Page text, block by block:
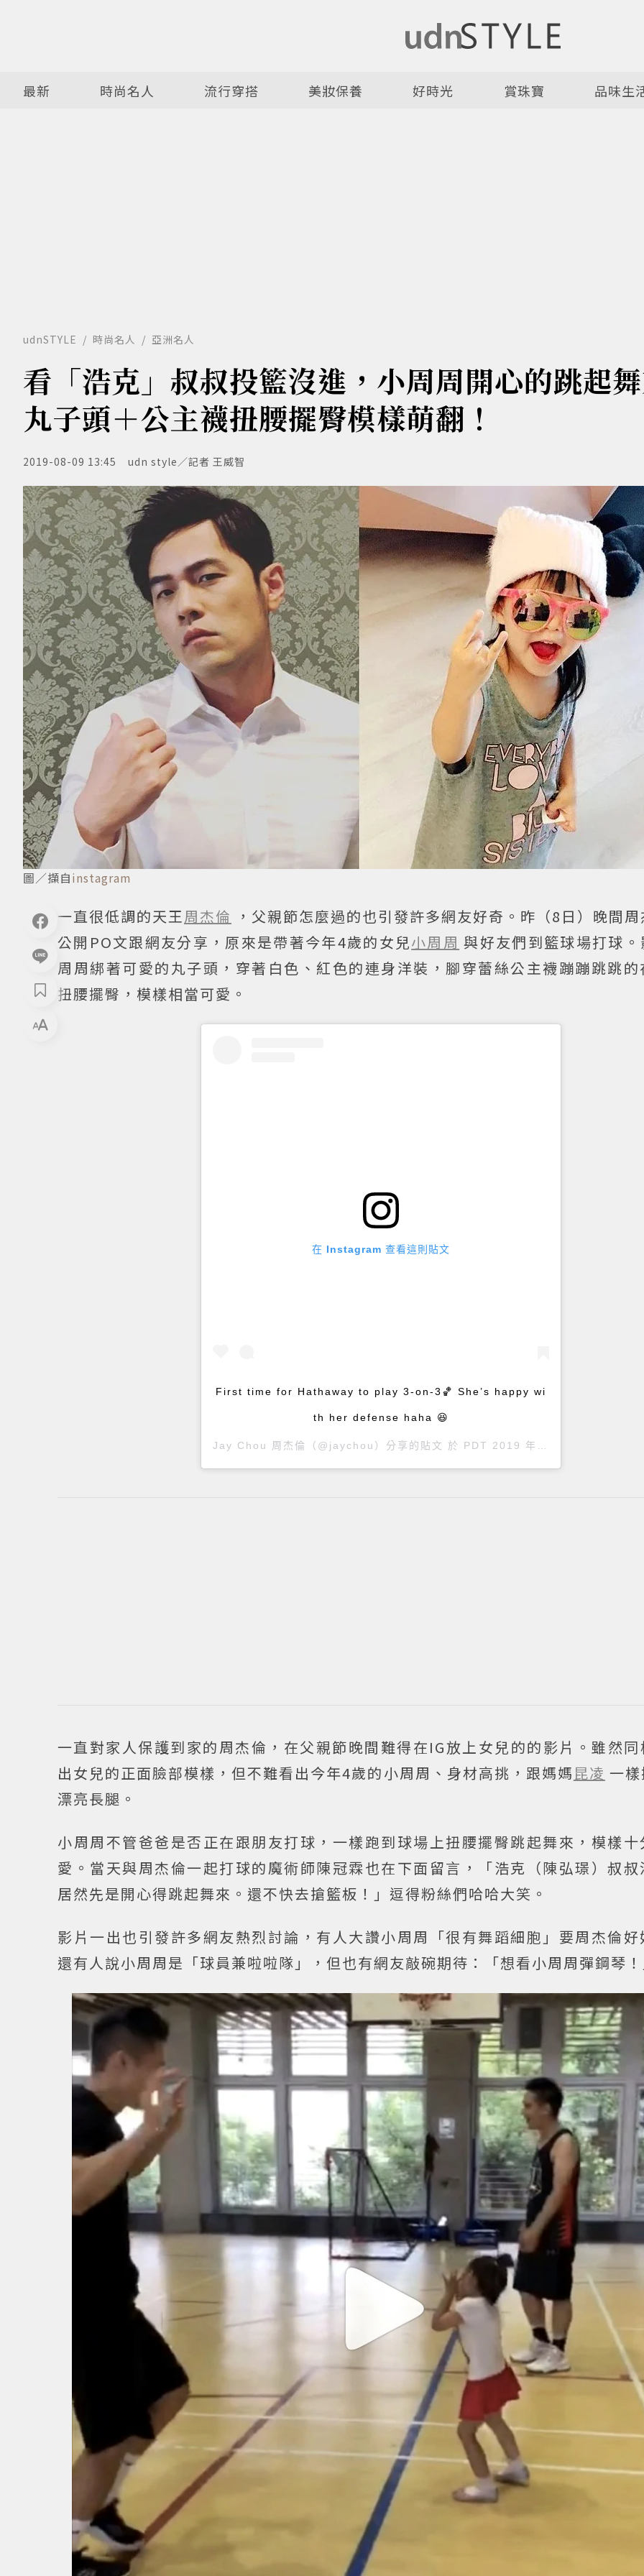
最新 時尚名人 流行穿搭 美妝保養 好時光 賞珠寶 品味生
udnSTYLE 時尚名人 亞洲名人
看「浩克」叔叔投籃沒進，小周周開心的跳
丸子頭＋公主襪扭腰擺臀模樣萌翻！
2019-08-09 13:45 udn style／記者 王威智
圖／擷自instagram
一直很低調的天王周杰倫 ，父親節怎麼過的也引發許多網友好奇。昨（8日）晚間
公開PO文跟網友分享，原來是帶著今年4歲的女兒小周周 與好友們到籃球場打球
周周綁著可愛的丸子頭，穿著白色、紅色的連身洋裝，腳穿蕾絲公主襪蹦蹦跳跳
扭腰擺臀，模樣相當可愛。
在 Instagram 查看這則貼文
First time for Hathaway to play 3-on-3🏀 She’s happy wi
th her defense haha 😆
Jay Chou 周杰倫 （@jaychou）分享的貼文 於 PDT 2019 年 8月 月 8 日 上午 10:47
一直對家人保護到家的周杰倫，在父親節晚間難得在IG放上女兒的的影片。雖然
出女兒的正面臉部模樣，但不難看出今年4歲的小周周、身材高挑，跟媽媽 昆凌 一
漂亮長腿。
小周周不管爸爸是否正在跟朋友打球，一樣跑到球場上扭腰擺臀跳起舞來，模樣
愛。當天與周杰倫一起打球的魔術師陳冠霖也在下面留言，「浩克（陳弘璟）叔
居然先是開心得跳起舞來。還不快去搶籃板！」逗得粉絲們哈哈大笑。
影片一出也引發許多網友熱烈討論，有人大讚小周周「很有舞蹈細胞」要周杰倫
還有人說小周周是「球員兼啦啦隊」，但也有網友敲碗期待：「想看小周周彈鋼琴